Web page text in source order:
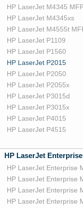
HP LaserJet M4345
HP LaserJet M4345xs
HP LaserJet M4555t
HP LaserJet P1109
HP LaserJet P1560
HP LaserJet P2015
HP LaserJet P2050
HP LaserJet P2055x
HP LaserJet P3015d
HP LaserJet P3015x
HP LaserJet P4015
HP LaserJet P4515
HP LaserJet Enterprise
HP LaserJet Enterprise
HP LaserJet Enterprise
HP LaserJet Enterprise
HP LaserJet Enterprise